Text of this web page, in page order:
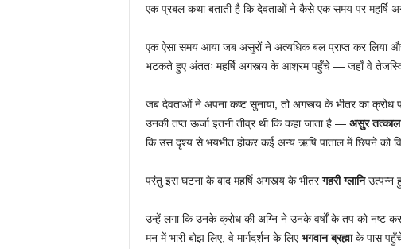
एक प्रबल कथा बताती है कि देवताओं ने कैसे एक समय पर महर्षि
एक ऐसा समय आया जब असुरों ने अत्यधिक बल प्राप्त कर लिया
भटकते हुए अंततः महर्षि अगस्त्य के आश्रम पहुँचे — जहाँ वे
जब देवताओं ने अपना कष्ट सुनाया, तो अगस्त्य के भीतर का क्रोध
उनकी तप्त ऊर्जा इतनी तीव्र थी कि कहा जाता है — असुर तत्काल
कि उस दृश्य से भयभीत होकर कई अन्य ऋषि पाताल में छिपने को
परंतु इस घटना के बाद महर्षि अगस्त्य के भीतरगहरी ग्लानिउत्पन्न
उन्हें लगा कि उनके क्रोध की अग्नि ने उनके वर्षों के तप को नष्ट कर
मन में भारी बोझ लिए, वे मार्गदर्शन के लिएभगवान ब्रह्माके पास